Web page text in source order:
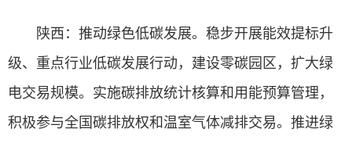
陕西：推动绿色低碳发展。稳步开展能效提标升
级、重点行业低碳发展行动，建设零碳园区，扩大绿
电交易规模。实施碳排放统计核算和用能预算管理，
积极参与全国碳排放权和温室气体减排交易。推进绿